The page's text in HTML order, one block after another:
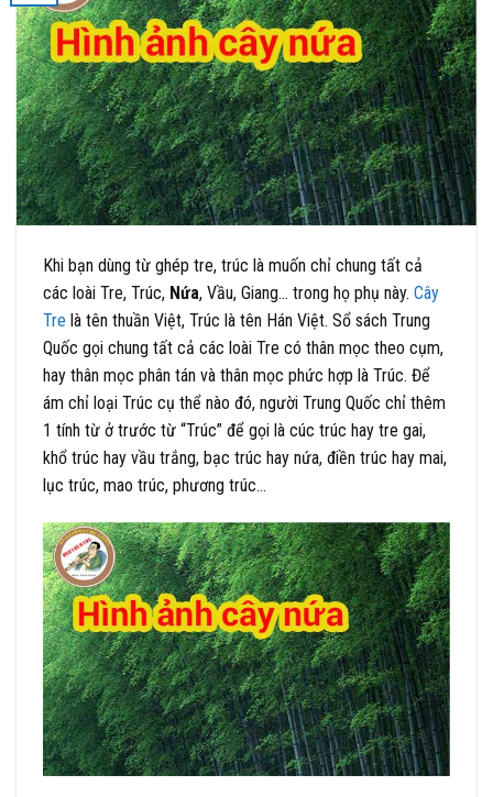
Khi bạn dùng từ ghép tre, trúc là muốn chỉ chung tất cả
các loài Tre, Trúc, Nứa, Vầu, Giang… trong họ phụ này. Cây
Tre là tên thuần Việt, Trúc là tên Hán Việt. Sổ sách Trung
Quốc gọi chung tất cả các loài Tre có thân mọc theo cụm,
hay thân mọc phân tán và thân mọc phức hợp là Trúc. Để
ám chỉ loại Trúc cụ thể nào đó, người Trung Quốc chỉ thêm
1 tính từ ở trước từ “Trúc” để gọi là cúc trúc hay tre gai,
khổ trúc hay vầu trắng, bạc trúc hay nứa, điền trúc hay mai,
lục trúc, mao trúc, phương trúc…